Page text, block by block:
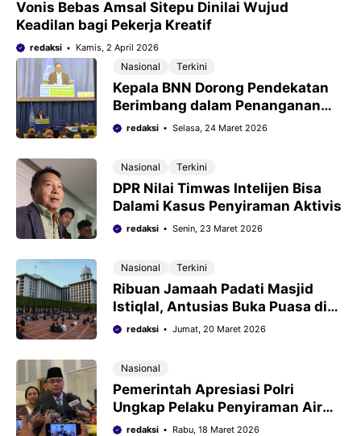
Vonis Bebas Amsal Sitepu Dinilai Wujud
Keadilan bagi Pekerja Kreatif
redaksi Kamis, 2 April 2026
Nasional Terkini
Kepala BNN Dorong Pendekatan
Berimbang dalam Penanganan
Narkotika
redaksi Selasa, 24 Maret 2026
Nasional Terkini
DPR Nilai Timwas Intelijen Bisa
Dalami Kasus Penyiraman Aktivis
redaksi Senin, 23 Maret 2026
Nasional Terkini
Ribuan Jamaah Padati Masjid
Istiqlal, Antusias Buka Puasa di
Penghujung Ramadhan
redaksi Jumat, 20 Maret 2026
Nasional
Pemerintah Apresiasi Polri
Ungkap Pelaku Penyiraman Air
Keras ke Andrie Yunus
redaksi Rabu, 18 Maret 2026